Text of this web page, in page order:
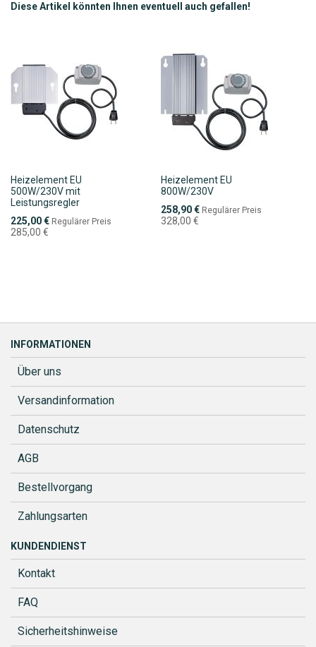
Diese Artikel könnten Ihnen eventuell auch gefallen!
Heizelement EU
500W/230V mit
Leistungsregler
Sonderpreis
225,00 € Regulärer Preis
285,00 €
Heizelement EU
800W/230V
Sonderpreis
258,90 € Regulärer Preis
328,00 €
INFORMATIONEN
Über uns
Versandinformation
Datenschutz
AGB
Bestellvorgang
Zahlungsarten
KUNDENDIENST
Kontakt
FAQ
Sicherheitshinweise